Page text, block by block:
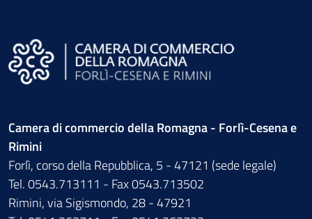
Camera di commercio della Romagna - Forlì-Cesena e
Rimini
Forlì, corso della Repubblica, 5 - 47121 (sede legale)
Tel. 0543.713111 - Fax 0543.713502
Rimini, via Sigismondo, 28 - 47921